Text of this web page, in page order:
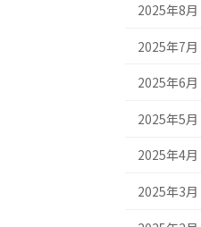
2025年8月
2025年7月
2025年6月
2025年5月
2025年4月
2025年3月